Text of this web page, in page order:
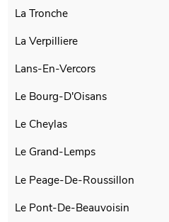
La Tronche
La Verpilliere
Lans-En-Vercors
Le Bourg-D'Oisans
Le Cheylas
Le Grand-Lemps
Le Peage-De-Roussillon
Le Pont-De-Beauvoisin